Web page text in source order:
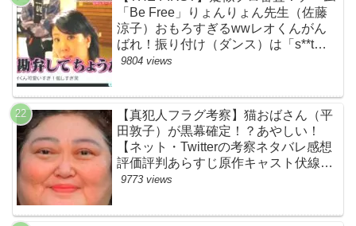
「Be Free」りょんりょん先生（佐藤
涼子）おもろすぎるwwレオくんがん
ばれ！振り付け（ダンス）は「s**t
kingz」のOguri・Kazuki！豪華！【ネ
BE:FIRST・ビーファースト】
9804 views
【真犯人フラグ考察】猫おばさん（平
田敦子）が黒幕確定！？あやしい！
【ネット・Twitterの考察ネタバレ感想
評価評判あらすじ原作キャスト伏線ま
とめ】
9773 views